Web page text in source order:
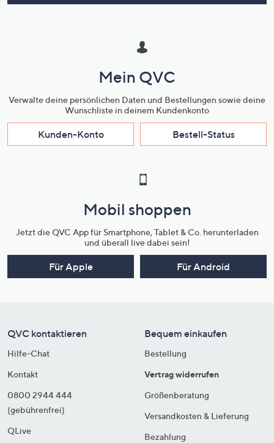
Mein QVC
Verwalte deine persönlichen Daten und Bestellungen sowie deine
Wunschliste in deinem Kundenkonto
Kunden-Konto Bestell-Status
Mobil shoppen
Jetzt die QVC App für Smartphone, Tablet & Co. herunterladen
und überall live dabei sein!
Für Apple Für Android
QVC kontaktieren
Hilfe-Chat
Kontakt
0800 2944 444
(gebührenfrei)
QLive
Bequem einkaufen
Bestellung
Vertrag widerrufen
Größenberatung
Versandkosten & Lieferung
Bezahlung